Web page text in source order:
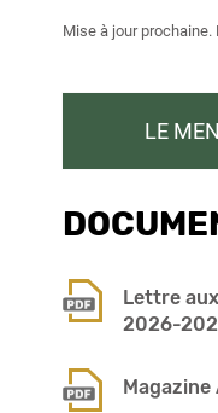
Mise à jour
LE
Lettre
2026-
Magazine